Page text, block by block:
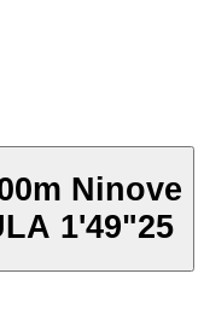
Ninove
Charles Van Hees ULA 1'49"25